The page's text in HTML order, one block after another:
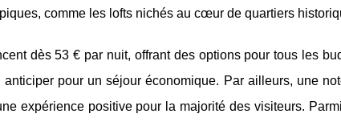
comme les lofts nichés au cœur de quartiers
dès 53 € par nuit, offrant des options pour tous les
anticiper pour un séjour économique. Par ailleurs, une
expérience positive pour la majorité des visiteurs.